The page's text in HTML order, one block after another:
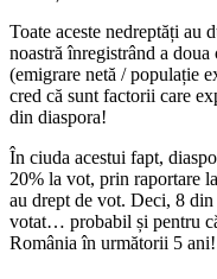
Toate aceste nedreptăți au
noastră înregistrând a
(emigrare netă / populație
cred că sunt factorii care
din diaspora!
În ciuda acestui fapt,
20% la vot, prin raportare
au drept de vot. Deci, 8
votat… probabil și pentru
România în următorii 5 ani!